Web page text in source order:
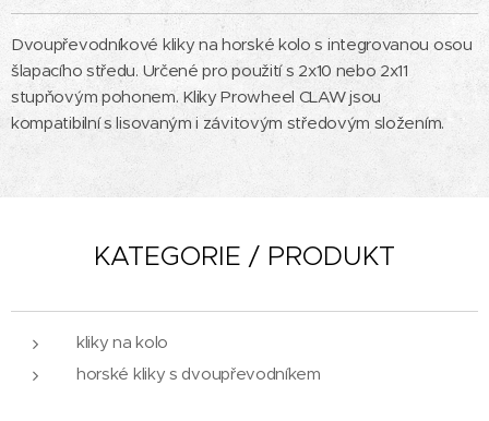
Dvoupřevodníkové kliky na horské kolo s integrovanou osou
šlapacího středu. Určené pro použití s 2x10 nebo 2x11
stupňovým pohonem. Kliky Prowheel CLAW jsou
kompatibilní s lisovaným i závitovým středovým složením.
KATEGORIE / PRODUKT
kliky na kolo
horské kliky s dvoupřevodníkem